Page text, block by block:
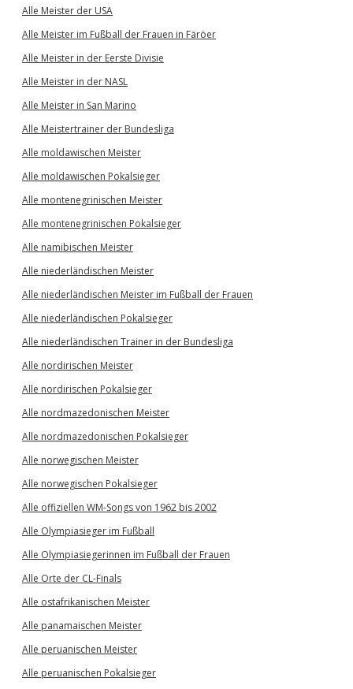
Alle Meister der USA
Alle Meister im Fußball der Frauen in Färöer
Alle Meister in der Eerste Divisie
Alle Meister in der NASL
Alle Meister in San Marino
Alle Meistertrainer der Bundesliga
Alle moldawischen Meister
Alle moldawischen Pokalsieger
Alle montenegrinischen Meister
Alle montenegrinischen Pokalsieger
Alle namibischen Meister
Alle niederländischen Meister
Alle niederländischen Meister im Fußball der Frauen
Alle niederländischen Pokalsieger
Alle niederländischen Trainer in der Bundesliga
Alle nordirischen Meister
Alle nordirischen Pokalsieger
Alle nordmazedonischen Meister
Alle nordmazedonischen Pokalsieger
Alle norwegischen Meister
Alle norwegischen Pokalsieger
Alle offiziellen WM-Songs von 1962 bis 2002
Alle Olympiasieger im Fußball
Alle Olympiasiegerinnen im Fußball der Frauen
Alle Orte der CL-Finals
Alle ostafrikanischen Meister
Alle panamaischen Meister
Alle peruanischen Meister
Alle peruanischen Pokalsieger